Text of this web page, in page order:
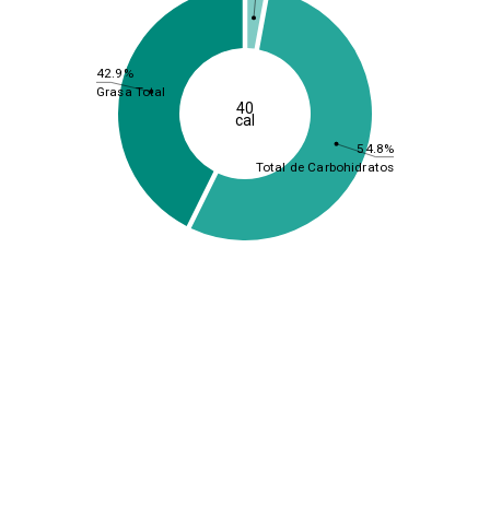
54.8%
42.9%
Total de Carbohidratos
Grasa Total
40
cal